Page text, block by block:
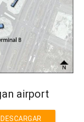
airport
DESCARGAR